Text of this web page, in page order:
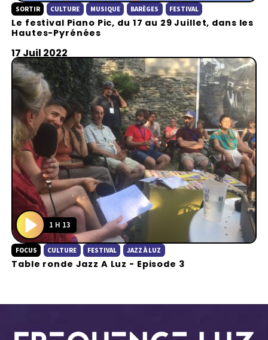
l
a
SORTIR CULTURE MUSIQUE BARÈGES FESTIVAL
Le festival Piano Pic, du 17 au 29 Juillet, dans les
Hautes-Pyrénées
17 Juil 2022
P
l
a
1 H 13
FOCUS CULTURE FESTIVAL JAZZ À LUZ
Table ronde Jazz A Luz - Episode 3